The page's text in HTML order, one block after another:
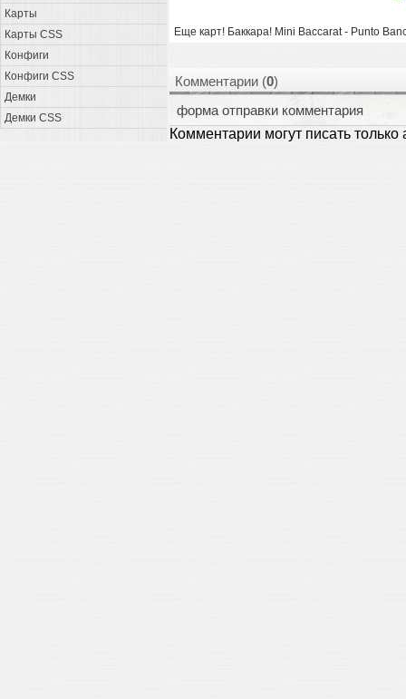
Карты
Карты CSS
Конфиги
Конфиги CSS
Демки
Демки CSS
Еще карт! Баккара! Mini Baccarat - Punto
Комментарии (0)
форма отправки комментария
Комментарии могут писать